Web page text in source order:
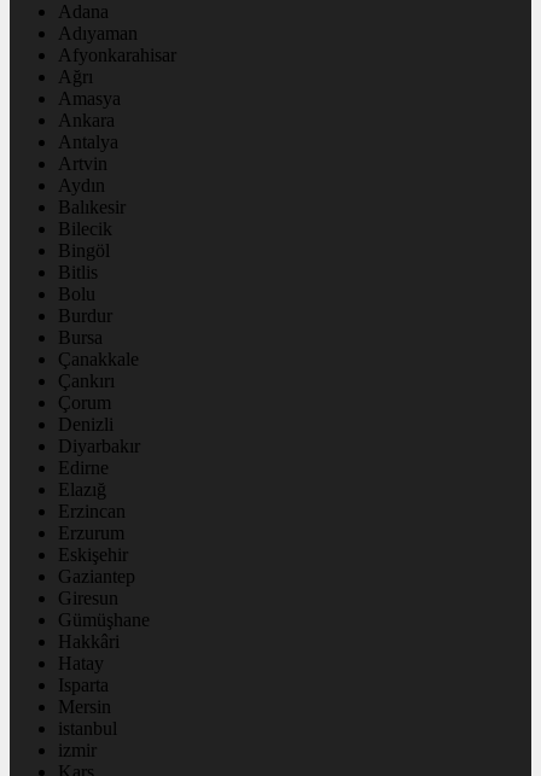
Adana
Adıyaman
Afyonkarahisar
Ağrı
Amasya
Ankara
Antalya
Artvin
Aydın
Balıkesir
Bilecik
Bingöl
Bitlis
Bolu
Burdur
Bursa
Çanakkale
Çankırı
Çorum
Denizli
Diyarbakır
Edirne
Elazığ
Erzincan
Erzurum
Eskişehir
Gaziantep
Giresun
Gümüşhane
Hakkâri
Hatay
Isparta
Mersin
istanbul
izmir
Kars